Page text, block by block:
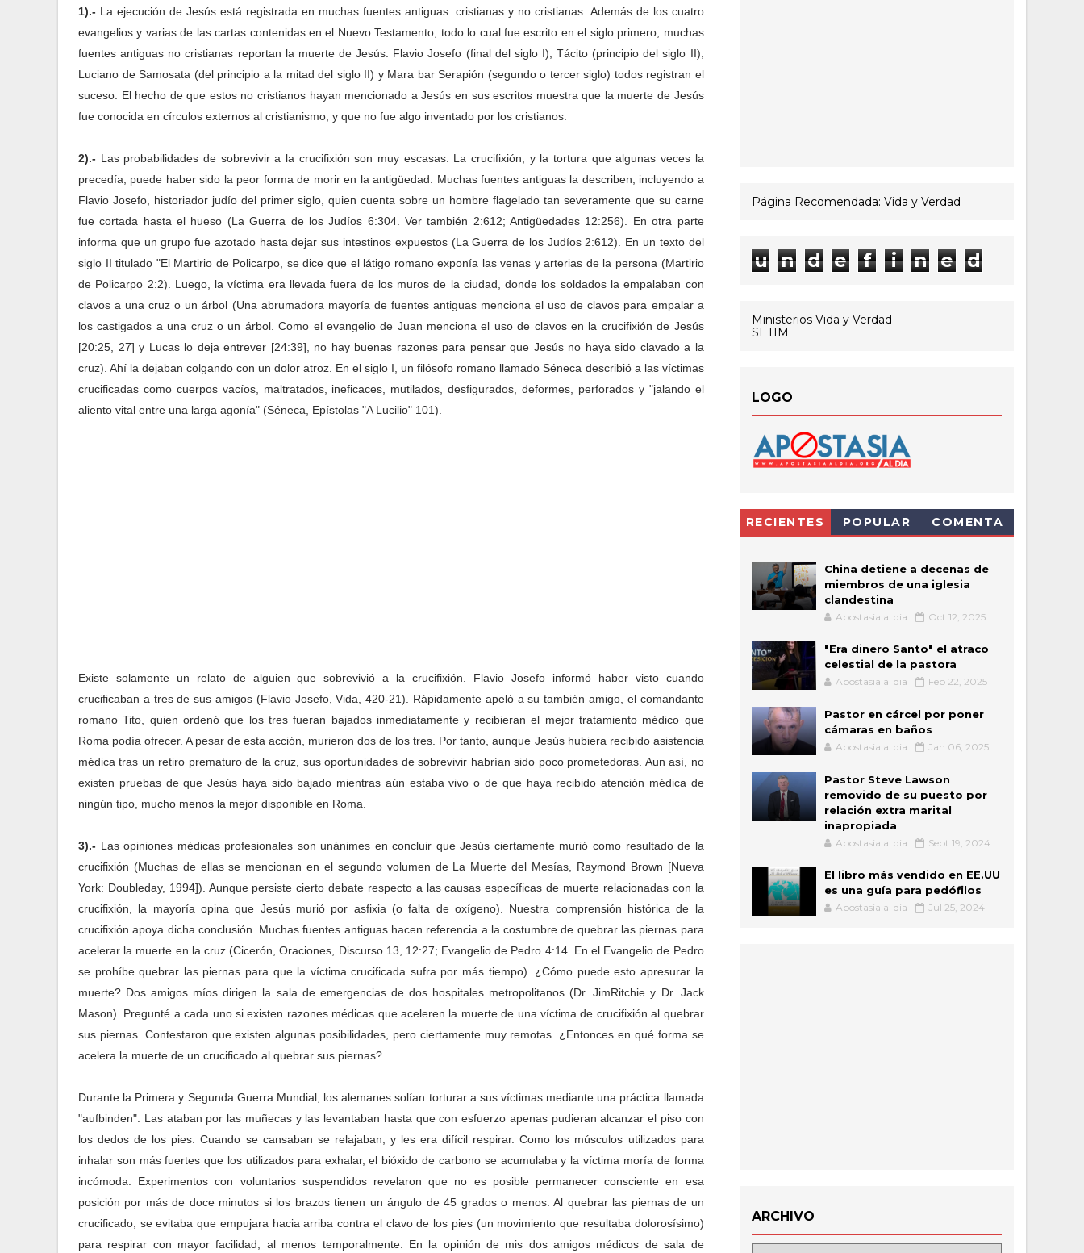
1).- La ejecución de Jesús está registrada en muchas fuentes antiguas: cristianas y no cristianas. Además de los cuatro
evangelios y varias de las cartas contenidas en el Nuevo Testamento, todo lo cual fue escrito en el siglo primero, muchas
fuentes antiguas no cristianas reportan la muerte de Jesús. Flavio Josefo (final del siglo I), Tácito (principio del siglo II),
Luciano de Samosata (del principio a la mitad del siglo II) y Mara bar Serapión (segundo o tercer siglo) todos registran el
suceso. El hecho de que estos no cristianos hayan mencionado a Jesús en sus escritos muestra que la muerte de Jesús
fue conocida en círculos externos al cristianismo, y que no fue algo inventado por los cristianos.
2).- Las probabilidades de sobrevivir a la crucifixión son muy escasas. La crucifixión, y la tortura que algunas veces la
precedía, puede haber sido la peor forma de morir en la antigüedad. Muchas fuentes antiguas la describen, incluyendo a
Flavio Josefo, historiador judío del primer siglo, quien cuenta sobre un hombre flagelado tan severamente que su carne
fue cortada hasta el hueso (La Guerra de los Judíos 6:304. Ver también 2:612; Antigüedades 12:256). En otra parte
informa que un grupo fue azotado hasta dejar sus intestinos expuestos (La Guerra de los Judíos 2:612). En un texto del
siglo II titulado "El Martirio de Policarpo, se dice que el látigo romano exponía las venas y arterias de la persona (Martirio
de Policarpo 2:2). Luego, la víctima era llevada fuera de los muros de la ciudad, donde los soldados la empalaban con
clavos a una cruz o un árbol (Una abrumadora mayoría de fuentes antiguas menciona el uso de clavos para empalar a
los castigados a una cruz o un árbol. Como el evangelio de Juan menciona el uso de clavos en la crucifixión de Jesús
[20:25, 27] y Lucas lo deja entrever [24:39], no hay buenas razones para pensar que Jesús no haya sido clavado a la
cruz). Ahí la dejaban colgando con un dolor atroz. En el siglo I, un filósofo romano llamado Séneca describió a las víctimas
crucificadas como cuerpos vacíos, maltratados, ineficaces, mutilados, desfigurados, deformes, perforados y "jalando el
aliento vital entre una larga agonía" (Séneca, Epístolas "A Lucilio" 101).
Existe solamente un relato de alguien que sobrevivió a la crucifixión. Flavio Josefo informó haber visto cuando
crucificaban a tres de sus amigos (Flavio Josefo, Vida, 420-21). Rápidamente apeló a su también amigo, el comandante
romano Tito, quien ordenó que los tres fueran bajados inmediatamente y recibieran el mejor tratamiento médico que
Roma podía ofrecer. A pesar de esta acción, murieron dos de los tres. Por tanto, aunque Jesús hubiera recibido asistencia
médica tras un retiro prematuro de la cruz, sus oportunidades de sobrevivir habrían sido poco prometedoras. Aun así, no
existen pruebas de que Jesús haya sido bajado mientras aún estaba vivo o de que haya recibido atención médica de
ningún tipo, mucho menos la mejor disponible en Roma.
3).- Las opiniones médicas profesionales son unánimes en concluir que Jesús ciertamente murió como resultado de la
crucifixión (Muchas de ellas se mencionan en el segundo volumen de La Muerte del Mesías, Raymond Brown [Nueva
York: Doubleday, 1994]). Aunque persiste cierto debate respecto a las causas específicas de muerte relacionadas con la
crucifixión, la mayoría opina que Jesús murió por asfixia (o falta de oxígeno). Nuestra comprensión histórica de la
crucifixión apoya dicha conclusión. Muchas fuentes antiguas hacen referencia a la costumbre de quebrar las piernas para
acelerar la muerte en la cruz (Cicerón, Oraciones, Discurso 13, 12:27; Evangelio de Pedro 4:14. En el Evangelio de Pedro
se prohíbe quebrar las piernas para que la víctima crucificada sufra por más tiempo). ¿Cómo puede esto apresurar la
muerte? Dos amigos míos dirigen la sala de emergencias de dos hospitales metropolitanos (Dr. JimRitchie y Dr. Jack
Mason). Pregunté a cada uno si existen razones médicas que aceleren la muerte de una víctima de crucifixión al quebrar
sus piernas. Contestaron que existen algunas posibilidades, pero ciertamente muy remotas. ¿Entonces en qué forma se
acelera la muerte de un crucificado al quebrar sus piernas?
Durante la Primera y Segunda Guerra Mundial, los alemanes solían torturar a sus víctimas mediante una práctica llamada
"aufbinden". Las ataban por las muñecas y las levantaban hasta que con esfuerzo apenas pudieran alcanzar el piso con
los dedos de los pies. Cuando se cansaban se relajaban, y les era difícil respirar. Como los músculos utilizados para
inhalar son más fuertes que los utilizados para exhalar, el bióxido de carbono se acumulaba y la víctima moría de forma
incómoda. Experimentos con voluntarios suspendidos revelaron que no es posible permanecer consciente en esa
posición por más de doce minutos si los brazos tienen un ángulo de 45 grados o menos. Al quebrar las piernas de un
crucificado, se evitaba que empujara hacia arriba contra el clavo de los pies (un movimiento que resultaba dolorosísimo)
para respirar con mayor facilidad, al menos temporalmente. En la opinión de mis dos amigos médicos de sala de
Página Recomendada: Vida y Verdad
u n d e f i n e d
Ministerios Vida y Verdad
SETIM
LOGO
RECIENTES POPULAR COMENTA
China detiene a decenas de
miembros de una iglesia
clandestina
Apostasia al dia Oct 12, 2025
"Era dinero Santo" el atraco
celestial de la pastora
Apostasia al dia Feb 22, 2025
Pastor en cárcel por poner
cámaras en baños
Apostasia al dia Jan 06, 2025
Pastor Steve Lawson
removido de su puesto por
relación extra marital
inapropiada
Apostasia al dia Sept 19, 2024
El libro más vendido en EE.UU
es una guía para pedófilos
Apostasia al dia Jul 25, 2024
ARCHIVO